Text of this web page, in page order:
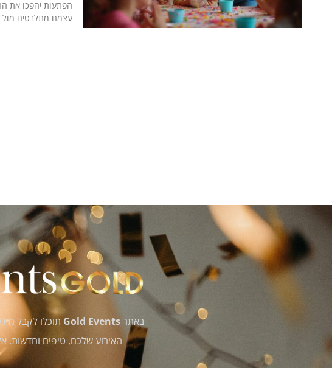
הפתעות יהפכו את
עצמם מתלבטים מול
באתרGold Events תוכלו לקבל
האירוע שלכם, טיפים וחדשות,